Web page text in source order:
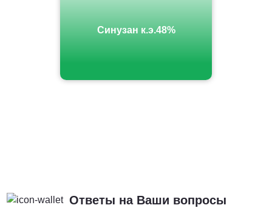
Синузан к.э.48%
Ответы на Ваши вопросы